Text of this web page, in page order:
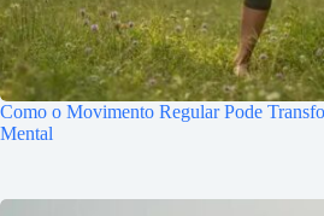
Como o Movimento Regular Pode
Mental